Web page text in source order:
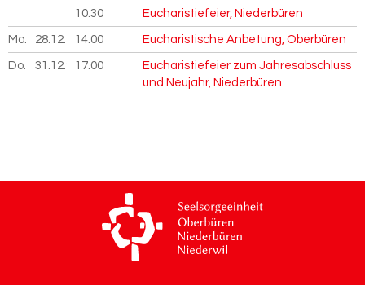
10.30 Eucharistiefeier, Niederbüren
Mo. 28.12. 2026
14.00 Eucharistische Anbetung, Oberbüren
Do. 31.12. 2026
17.00
Eucharistiefeier zum Jahresabschluss
und Neujahr, Niederbüren